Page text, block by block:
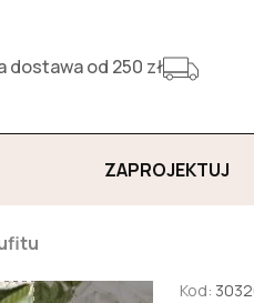
dostawa od 250 zł
ZAPROJEKTUJ
Kod: